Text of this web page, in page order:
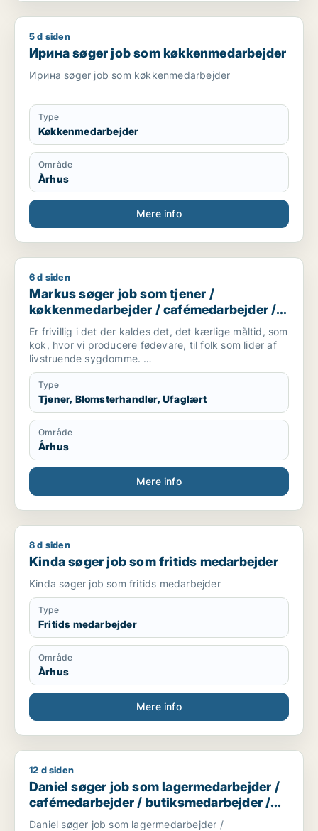
Ирина søger job som køkkenmedarbejder
5 d siden
Ирина søger job som køkkenmedarbejder
Ирина søger job som køkkenmedarbejder
Type
Køkkenmedarbejder
Område
Århus
Mere info
Markus søger job som tjener / køkkenmedarbejder /
6 d siden
Markus søger job som tjener /
køkkenmedarbejder / cafémedarbejder /
butiksmedarbejder / blomsterhandler
Er frivillig i det der kaldes det, det kærlige måltid, som
kok, hvor vi producere fødevare, til folk som lider af
livstruende sygdomme.
Er studerende på FGU, som er en skole hvor man kan
få suppleret sine folkeskolefag, så man kan komme
videre ind på en
ungdomsuddannelse(gymnasial/erhvervsuddannelse).
Er mødestabil og holder hvad jeg lover.
Er villig til, at tage imod studiejobs, som opvasker,
køkkenmedarbejder mm.
Kontakt:
Type
Tjener, Blomsterhandler, Ufaglært
Område
Århus
Mere info
Kinda søger job som fritids medarbejder
8 d siden
Kinda søger job som fritids medarbejder
Kinda søger job som fritids medarbejder
Type
Fritids medarbejder
Område
Århus
Mere info
Daniel søger job som lagermedarbejder /
12 d siden
Daniel søger job som lagermedarbejder /
cafémedarbejder / butiksmedarbejder /
ufaglært
Daniel søger job som lagermedarbejder /